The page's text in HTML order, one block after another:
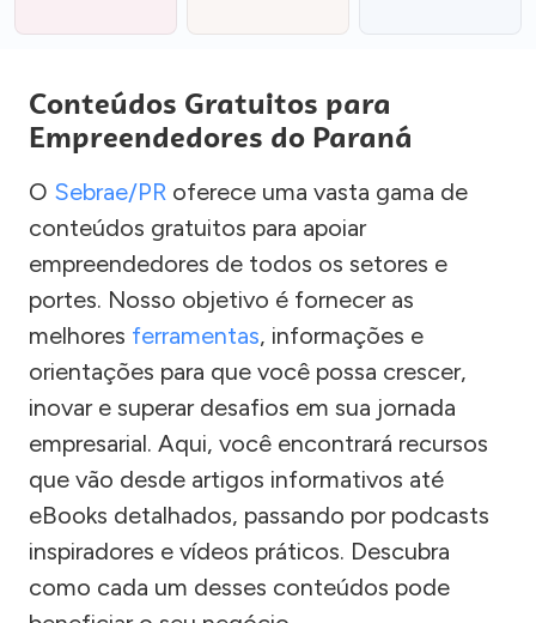
Conteúdos Gratuitos para
Empreendedores do Paraná
O Sebrae/PR oferece uma vasta gama de
conteúdos gratuitos para apoiar
empreendedores de todos os setores e
portes. Nosso objetivo é fornecer as
melhores ferramentas, informações e
orientações para que você possa crescer,
inovar e superar desafios em sua jornada
empresarial. Aqui, você encontrará recursos
que vão desde artigos informativos até
eBooks detalhados, passando por podcasts
inspiradores e vídeos práticos. Descubra
como cada um desses conteúdos pode